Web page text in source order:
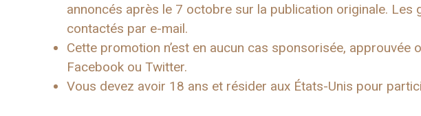
annoncés après le 7 octobre sur la publication originale. Les
contactés par e-mail.
Cette promotion n’est en aucun cas sponsorisée, approuvée
Facebook ou Twitter.
Vous devez avoir 18 ans et résider aux États-Unis pour